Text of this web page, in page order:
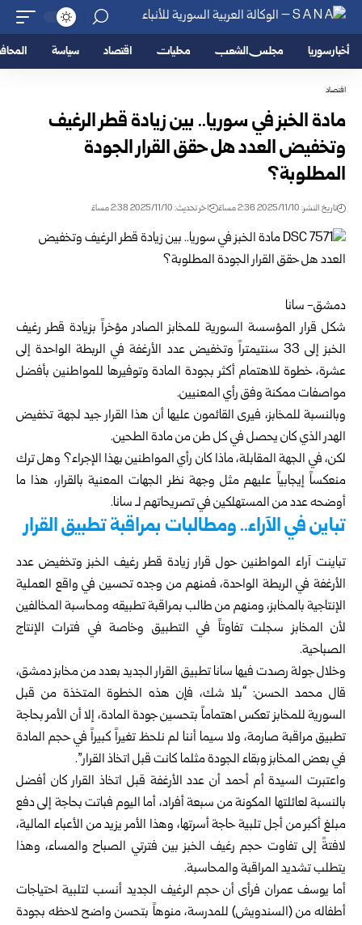
أخبار سوريا مجلس الشعب محليات اقتصاد سياسة
اقتصاد
مادة الخبز في سوريا.. بين زيادة قطر الرغيف
وتخفيض العدد هل حقق القرار الجودة
المطلوبة؟
تاريخ النشر: 2025/11/10 2:36 مساءً اخر تحديث: 2025/11/10 2:38 مساءً
دمشق- سانا
شكل قرار المؤسسة السورية للمخابز الصادر مؤخراً بزيادة قطر رغيف
الخبز إلى 33 سنتيمتراً وتخفيض عدد الأرغفة في الربطة الواحدة إلى
عشرة، خطوة للاهتمام أكثر بجودة المادة وتوفيرها للمواطنين بأفضل
مواصفات ممكنة وفق رأي المعنيين.
وبالنسبة للمخابز، فيرى القائمون عليها أن هذا القرار جيد لجهة تخفيض
الهدر الذي كان يحصل في كل طن من مادة الطحين.
لكن، في الجهة المقابلة، ماذا كان رأي المواطنين بهذا الإجراء؟ وهل ترك
منعكساً إيجابياً عليهم مثل وجهة نظر الجهات المعنية بالقرار، هذا ما
أوضحه عدد من المستهلكين في تصريحاتهم لـ سانا.
تباين في الآراء.. ومطالبات بمراقبة تطبيق القرار
تباينت آراء المواطنين حول قرار زيادة قطر رغيف الخبز وتخفيض عدد
الأرغفة في الربطة الواحدة، فمنهم من وجده تحسين في واقع العملية
الإنتاجية بالمخابز، ومنهم من طالب بمراقبة تطبيقه ومحاسبة المخالفين
لأن المخابز سجلت تفاوتاً في التطبيق وخاصة في فترات الإنتاج
الصباحية.
وخلال جولة رصدت فيها سانا تطبيق القرار الجديد بعدد من مخابزدمشق،
قال محمد الحسن: “بلا شك، فإن هذه الخطوة المتخذة من قبل
السورية للمخابز تعكس اهتماماً بتحسين جودة المادة، إلا أن الأمر بحاجة
تطبيق مراقبة صارمة، ولا سيما أننا لم نلحظ تغيراً كبيراً في حجم المادة
في بعض المخابز وبقاء الجودة مثلما كانت قبل اتخاذ القرار”.
واعتبرت السيدة أم أحمد أن عدد الأرغفة قبل اتخاذ القرار كان أفضل
بالنسبة لعائلتها المكونة من سبعة أفراد، أما اليوم فباتت بحاجة إلى دفع
مبلغ أكبر من أجل تلبية حاجة أسرتها، وهذا الأمر يزيد من الأعباء المالية،
لافتةً إلى تفاوت حجم رغيف الخبز بين فترتي الصباح والمساء، وهذا
يتطلب تشديد المراقبة والمحاسبة.
أما يوسف عمران فرأى أن حجم الرغيف الجديد أنسب لتلبية احتياجات
أطفاله من (السندويش) للمدرسة، منوهاً بتحسن واضح لاحظه بجودة